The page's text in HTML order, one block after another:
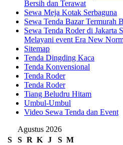
Bersih dan Terawat
Sewa Meja Kotak Serbaguna
Sewa Tenda Bazar Termurah
Sewa Tenda Roder di Jakarta
Melayani event Era New
Sitemap
Tenda Dingding Kaca
Tenda Konvensional
Tenda Roder
Tenda Roder
Tiang Beludru Hitam
Umbul-Umbul
Video Sewa Tenda dan Event
Agustus 2026
S
S R K J S M